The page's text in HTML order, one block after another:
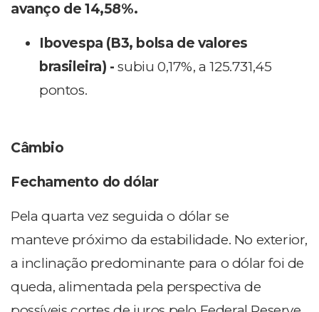
avanço de 14,58%.
Ibovespa (B3, bolsa de valores
brasileira) - subiu 0,17%, a 125.731,45
pontos.
Câmbio
Fechamento do dólar
Pela quarta vez seguida o dólar se
manteve próximo da estabilidade. No exterior,
a inclinação predominante para o dólar foi de
queda, alimentada pela perspectiva de